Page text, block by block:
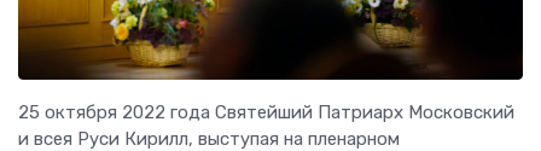
25 октября 2022 года Святейший Патриарх Московский
и всея Руси Кирилл, выступая на пленарном